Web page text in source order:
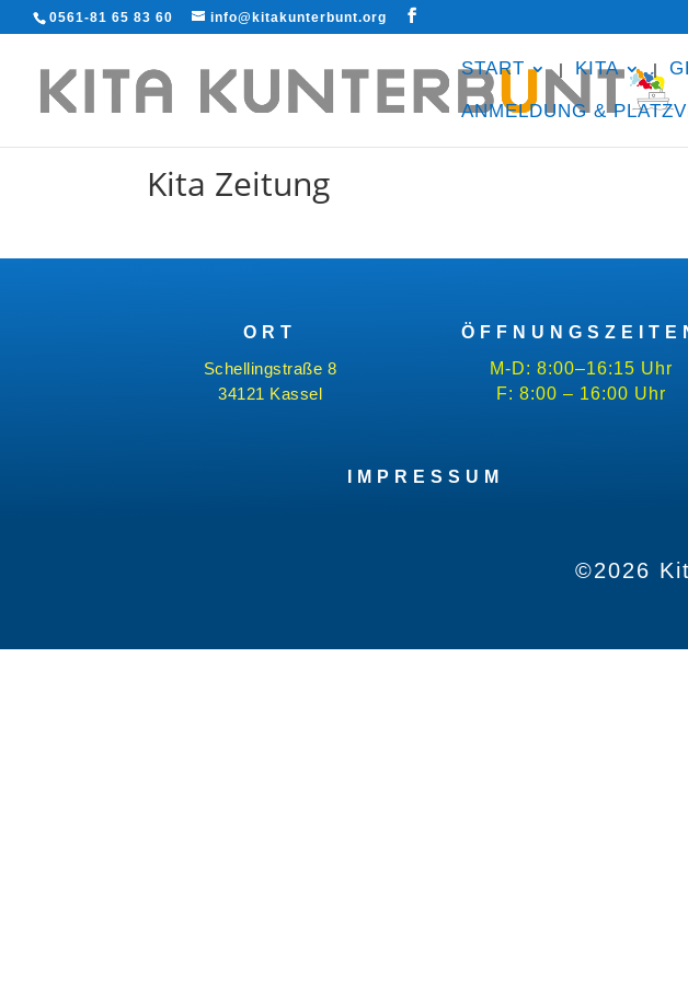
0561-81 65 83 60 info@kitakunterbunt.org
START KITA
ANMELDUNG &
Kita Zeitung
ORT
Schellingstraße 8
34121 Kassel
M-D: 8:00–16:15 Uhr
F: 8:00 – 16:00 Uhr
IMPRESSUM
©2026